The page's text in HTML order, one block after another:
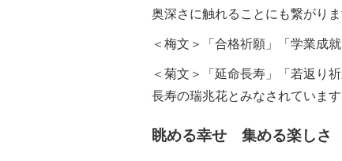
奥深さに触れることにも繋がりま
＜梅文＞「合格祈願」「学業成
＜菊文＞「延命長寿」「若返り
長寿の瑞兆花とみなされています
眺める幸せ 集める楽しさ